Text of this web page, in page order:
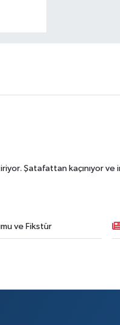
Şatafattan kaçınıyor
ve Fikstür